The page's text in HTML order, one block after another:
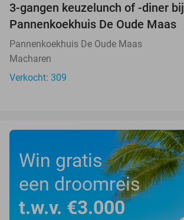
3-gangen keuzelunch of -diner bij
Pannenkoekhuis De Oude Maas
Pannenkoekhuis De Oude Maas
Macharen
Verkocht: 309
Win gratis
een droomreis
t.w.v. €3.000